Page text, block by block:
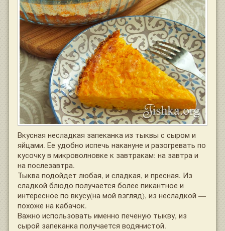
Вкусная несладкая запеканка из тыквы с сыром и
яйцами. Ее удобно испечь накануне и разогревать по
кусочку в микроволновке к завтракам: на завтра и
на послезавтра.
Тыква подойдет любая, и сладкая, и пресная. Из
сладкой блюдо получается более пикантное и
интересное по вкусу(на мой взгляд), из несладкой —
похоже на кабачок.
Важно использовать именно печеную тыкву, из
сырой запеканка получается водянистой.